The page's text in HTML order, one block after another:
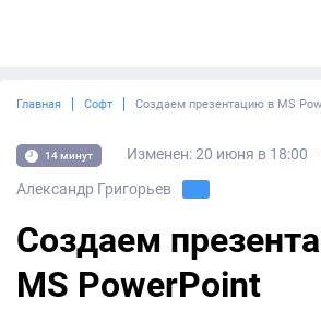
Главная Софт Создаем презентацию в MS
14 минут Изменен: 20 июня в 18:00
Александр Григорьев
Создаем
MS PowerPoint